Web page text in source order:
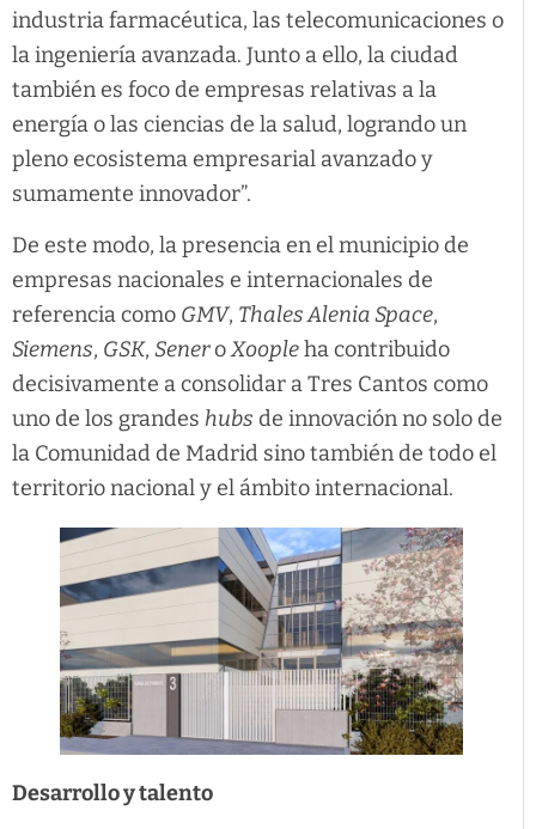
industria farmacéutica, las telecomunicaciones o
la ingeniería avanzada. Junto a ello, la ciudad
también es foco de empresas relativas a la
energía o las ciencias de la salud, logrando un
pleno ecosistema empresarial avanzado y
sumamente innovador”.
De este modo, la presencia en el municipio de
empresas nacionales e internacionales de
referencia como GMV, Thales Alenia Space,
Siemens, GSK, SeneroXoopleha contribuido
decisivamente a consolidar a Tres Cantos como
uno de los grandes hubs de innovación no solo de
la Comunidad de Madrid sino también de todo el
territorio nacional y el ámbito internacional.
Desarrollo y talento